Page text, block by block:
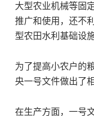
大型农业机械等固
推广和使用，还不
型农田水利基础设
为了提高小农户的
央一号文件做出了
在生产方面，一号